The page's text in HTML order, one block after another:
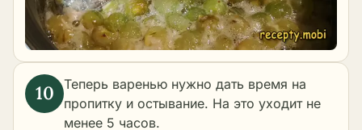
Теперь варенью нужно дать время на
пропитку и остывание. На это уходит не
менее 5 часов.